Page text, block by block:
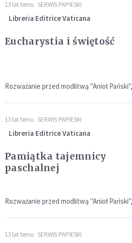
13 lat temu SERWIS PAPIESKI
Libreria Editrice Vaticana
Eucharystia i świętość
Rozważanie przed modlitwą "Anioł Pański",
13 lat temu SERWIS PAPIESKI
Libreria Editrice Vaticana
Pamiątka tajemnicy
paschalnej
Rozważanie przed modlitwą "Anioł Pański",
13 lat temu SERWIS PAPIESKI